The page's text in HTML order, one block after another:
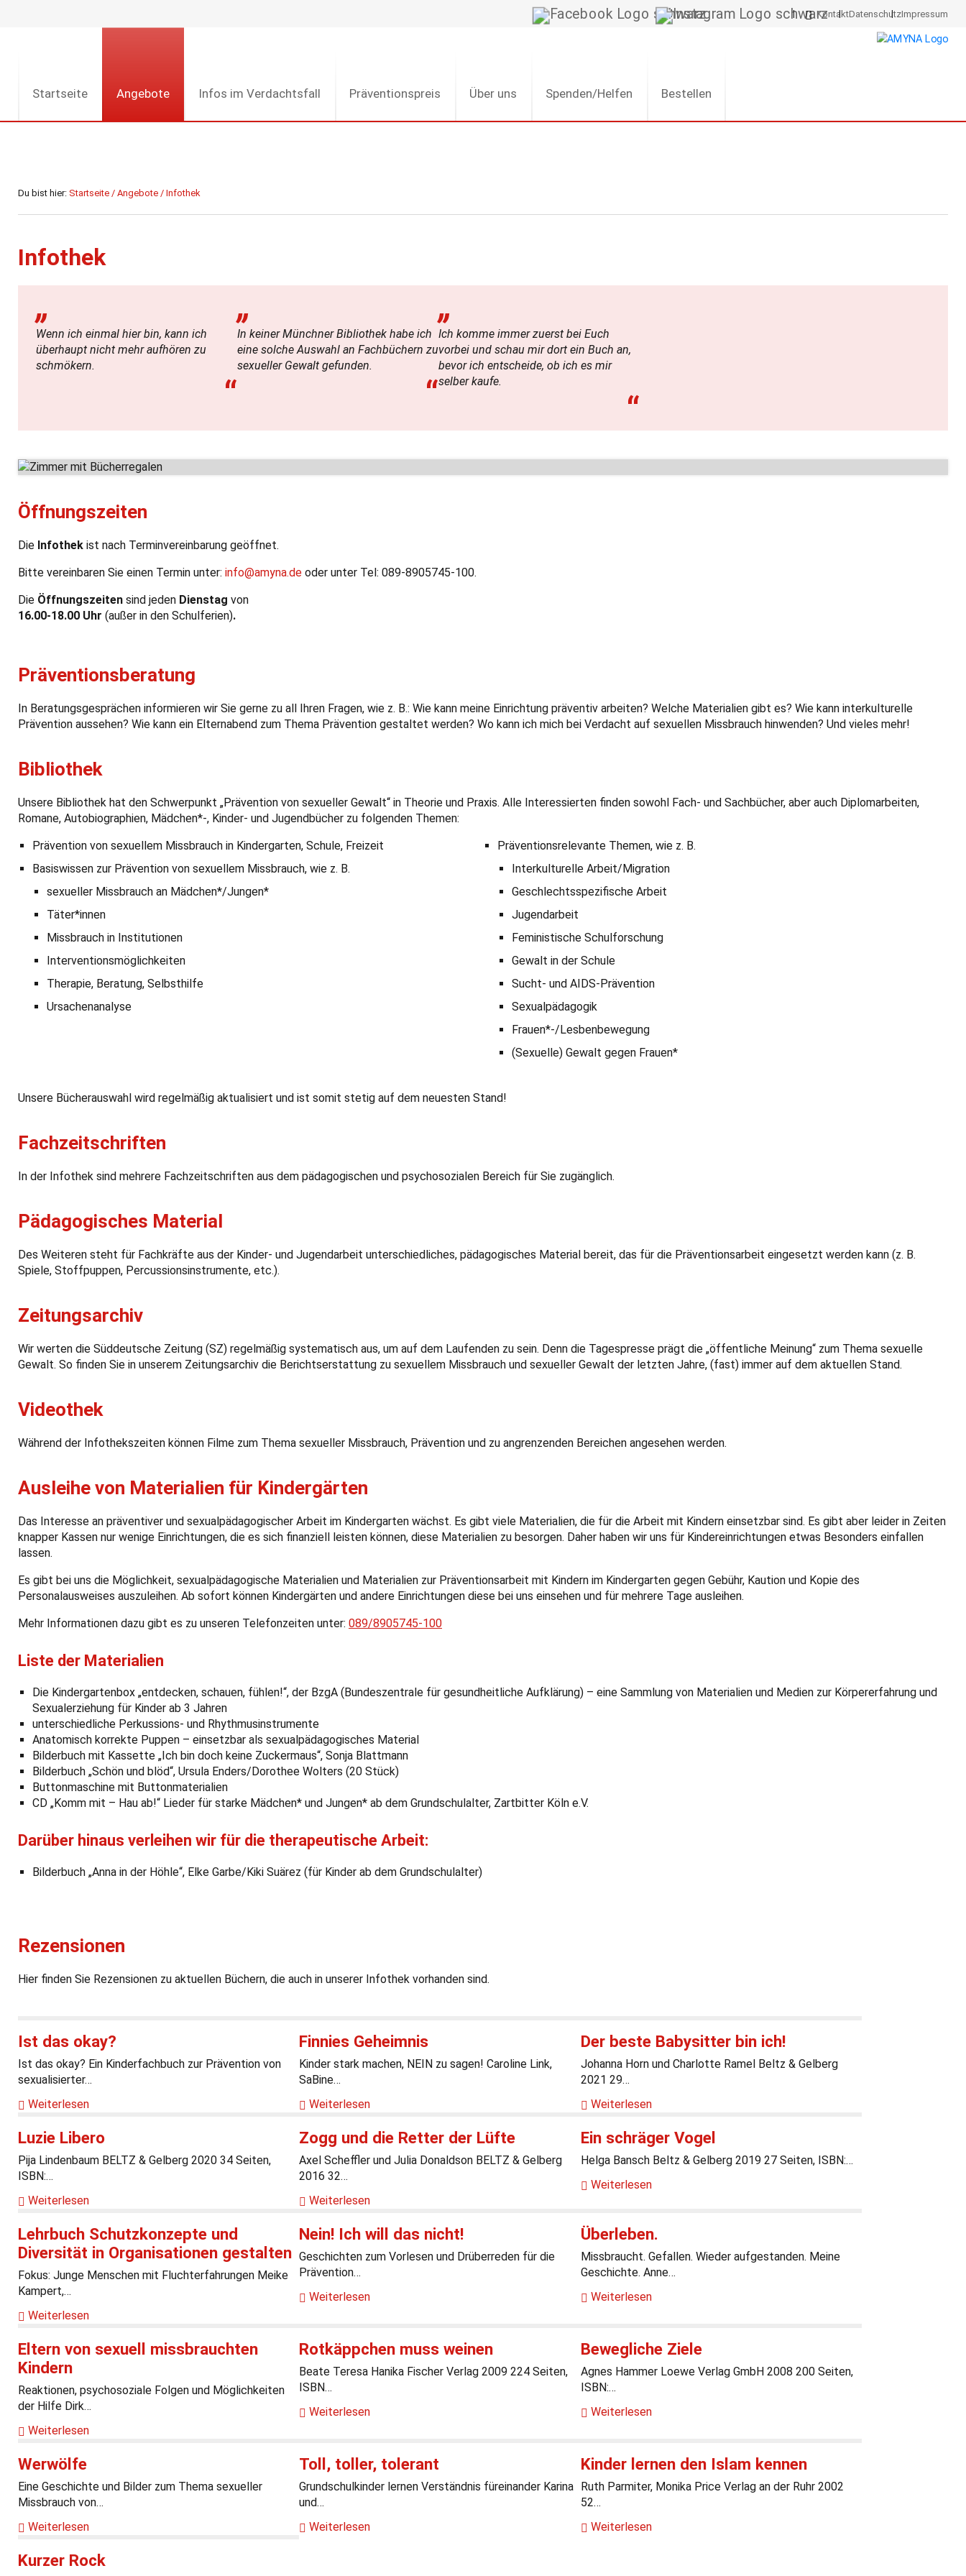
KontaktDatenschutzImpressum
Startseite Angebote Infos im Verdachtsfall Präventionspreis Über uns Spenden/Helfen Bestellen
Du bist hier: Startseite / Angebote / Infothek
Infothek
„
Wenn ich einmal hier bin, kann ich
überhaupt nicht mehr aufhören zu
schmökern.
“
„
In keiner Münchner Bibliothek habe ich
eine solche Auswahl an Fachbüchern zu
sexueller Gewalt gefunden.
“
„
Ich komme immer zuerst bei Euch
vorbei und schau mir dort ein Buch an,
bevor ich entscheide, ob ich es mir
selber kaufe.
“
Öffnungszeiten
Die Infothek ist nach Terminvereinbarung geöffnet.
Bitte vereinbaren Sie einen Termin unter: info@amyna.de oder unter Tel: 089-8905745-100.
Die Öffnungszeiten sind jeden Dienstag von
16.00-18.00 Uhr (außer in den Schulferien).
Präventionsberatung
In Beratungsgesprächen informieren wir Sie gerne zu all Ihren Fragen, wie z. B.: Wie kann meine Einrichtung präventiv arbeiten? Welche Materialien gibt es? Wie kann interkulturelle
Prävention aussehen? Wie kann ein Elternabend zum Thema Prävention gestaltet werden? Wo kann ich mich bei Verdacht auf sexuellen Missbrauch hinwenden? Und vieles mehr!
Bibliothek
Unsere Bibliothek hat den Schwerpunkt „Prävention von sexueller Gewalt“ in Theorie und Praxis. Alle Interessierten finden sowohl Fach- und Sachbücher, aber auch Diplomarbeiten,
Romane, Autobiographien, Mädchen*-, Kinder- und Jugendbücher zu folgenden Themen:
Prävention von sexuellem Missbrauch in Kindergarten, Schule, Freizeit
Basiswissen zur Prävention von sexuellem Missbrauch, wie z. B.
sexueller Missbrauch an Mädchen*/Jungen*
Täter*innen
Missbrauch in Institutionen
Interventionsmöglichkeiten
Therapie, Beratung, Selbsthilfe
Ursachenanalyse
Präventionsrelevante Themen, wie z. B.
Interkulturelle Arbeit/Migration
Geschlechtsspezifische Arbeit
Jugendarbeit
Feministische Schulforschung
Gewalt in der Schule
Sucht- und AIDS-Prävention
Sexualpädagogik
Frauen*-/Lesbenbewegung
(Sexuelle) Gewalt gegen Frauen*
Unsere Bücherauswahl wird regelmäßig aktualisiert und ist somit stetig auf dem neuesten Stand!
Fachzeitschriften
In der Infothek sind mehrere Fachzeitschriften aus dem pädagogischen und psychosozialen Bereich für Sie zugänglich.
Pädagogisches Material
Des Weiteren steht für Fachkräfte aus der Kinder- und Jugendarbeit unterschiedliches, pädagogisches Material bereit, das für die Präventionsarbeit eingesetzt werden kann (z. B.
Spiele, Stoffpuppen, Percussionsinstrumente, etc.).
Zeitungsarchiv
Wir werten die Süddeutsche Zeitung (SZ) regelmäßig systematisch aus, um auf dem Laufenden zu sein. Denn die Tagespresse prägt die „öffentliche Meinung“ zum Thema sexuelle
Gewalt. So finden Sie in unserem Zeitungsarchiv die Berichtserstattung zu sexuellem Missbrauch und sexueller Gewalt der letzten Jahre, (fast) immer auf dem aktuellen Stand.
Videothek
Während der Infothekszeiten können Filme zum Thema sexueller Missbrauch, Prävention und zu angrenzenden Bereichen angesehen werden.
Ausleihe von Materialien für Kindergärten
Das Interesse an präventiver und sexualpädagogischer Arbeit im Kindergarten wächst. Es gibt viele Materialien, die für die Arbeit mit Kindern einsetzbar sind. Es gibt aber leider in Zeiten
knapper Kassen nur wenige Einrichtungen, die es sich finanziell leisten können, diese Materialien zu besorgen. Daher haben wir uns für Kindereinrichtungen etwas Besonders einfallen
lassen.
Es gibt bei uns die Möglichkeit, sexualpädagogische Materialien und Materialien zur Präventionsarbeit mit Kindern im Kindergarten gegen Gebühr, Kaution und Kopie des
Personalausweises auszuleihen. Ab sofort können Kindergärten und andere Einrichtungen diese bei uns einsehen und für mehrere Tage ausleihen.
Mehr Informationen dazu gibt es zu unseren Telefonzeiten unter: 089/8905745-100
Liste der Materialien
Die Kindergartenbox „entdecken, schauen, fühlen!“, der BzgA (Bundeszentrale für gesundheitliche Aufklärung) – eine Sammlung von Materialien und Medien zur Körpererfahrung und
Sexualerziehung für Kinder ab 3 Jahren
unterschiedliche Perkussions- und Rhythmusinstrumente
Anatomisch korrekte Puppen – einsetzbar als sexualpädagogisches Material
Bilderbuch mit Kassette „Ich bin doch keine Zuckermaus“, Sonja Blattmann
Bilderbuch „Schön und blöd“, Ursula Enders/Dorothee Wolters (20 Stück)
Buttonmaschine mit Buttonmaterialien
CD „Komm mit – Hau ab!“ Lieder für starke Mädchen* und Jungen* ab dem Grundschulalter, Zartbitter Köln e.V.
Darüber hinaus verleihen wir für die therapeutische Arbeit:
Bilderbuch „Anna in der Höhle“, Elke Garbe/Kiki Suärez (für Kinder ab dem Grundschulalter)
Rezensionen
Hier finden Sie Rezensionen zu aktuellen Büchern, die auch in unserer Infothek vorhanden sind.
Ist das okay?
Ist das okay? Ein Kinderfachbuch zur Prävention von
sexualisierter…
Weiterlesen
Finnies Geheimnis
Kinder stark machen, NEIN zu sagen! Caroline Link,
SaBine…
Weiterlesen
Der beste Babysitter bin ich!
Johanna Horn und Charlotte Ramel Beltz & Gelberg
2021 29…
Weiterlesen
Luzie Libero
Pija Lindenbaum BELTZ & Gelberg 2020 34 Seiten,
ISBN:…
Weiterlesen
Zogg und die Retter der Lüfte
Axel Scheffler und Julia Donaldson BELTZ & Gelberg
2016 32…
Weiterlesen
Ein schräger Vogel
Helga Bansch Beltz & Gelberg 2019 27 Seiten, ISBN:…
Weiterlesen
Lehrbuch Schutzkonzepte und
Diversität in Organisationen gestalten
Fokus: Junge Menschen mit Fluchterfahrungen Meike
Kampert,…
Weiterlesen
Nein! Ich will das nicht!
Geschichten zum Vorlesen und Drüberreden für die
Prävention…
Weiterlesen
Überleben.
Missbraucht. Gefallen. Wieder aufgestanden. Meine
Geschichte. Anne…
Weiterlesen
Eltern von sexuell missbrauchten
Kindern
Reaktionen, psychosoziale Folgen und Möglichkeiten
der Hilfe Dirk…
Weiterlesen
Rotkäppchen muss weinen
Beate Teresa Hanika Fischer Verlag 2009 224 Seiten,
ISBN…
Weiterlesen
Bewegliche Ziele
Agnes Hammer Loewe Verlag GmbH 2008 200 Seiten,
ISBN:…
Weiterlesen
Werwölfe
Eine Geschichte und Bilder zum Thema sexueller
Missbrauch von…
Weiterlesen
Toll, toller, tolerant
Grundschulkinder lernen Verständnis füreinander Karina
und…
Weiterlesen
Kinder lernen den Islam kennen
Ruth Parmiter, Monika Price Verlag an der Ruhr 2002
52…
Weiterlesen
Kurzer Rock